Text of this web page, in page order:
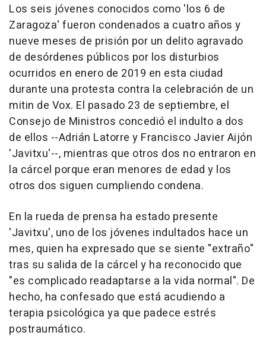
Los seis jóvenes conocidos como 'los 6 de
Zaragoza' fueron condenados a cuatro años y
nueve meses de prisión por un delito agravado
de desórdenes públicos por los disturbios
ocurridos en enero de 2019 en esta ciudad
durante una protesta contra la celebración de un
mitin de Vox. El pasado 23 de septiembre, el
Consejo de Ministros concedió el indulto a dos
de ellos --Adrián Latorre y Francisco Javier Aijón
'Javitxu'--, mientras que otros dos no entraron en
la cárcel porque eran menores de edad y los
otros dos siguen cumpliendo condena.
En la rueda de prensa ha estado presente
'Javitxu', uno de los jóvenes indultados hace un
mes, quien ha expresado que se siente "extraño"
tras su salida de la cárcel y ha reconocido que
"es complicado readaptarse a la vida normal". De
hecho, ha confesado que está acudiendo a
terapia psicológica ya que padece estrés
postraumático.